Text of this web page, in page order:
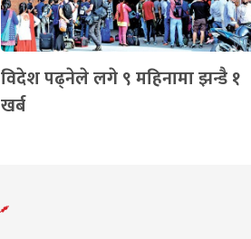
विदेश पढ्नेले लगे ९ महिनामा झन्डै १
खर्ब